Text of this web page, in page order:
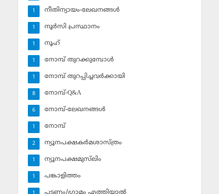
നീതിന്യായം-ലേഖനങ്ങള്‍
1
നൂര്‍സി പ്രസ്ഥാനം
1
നൂഹ്‌
1
നോമ്പ് തുറക്കുമ്പോള്‍
1
നോമ്പ് തുറപ്പിച്ചവര്‍ക്കായി
1
നോമ്പ്-Q&A
8
നോമ്പ്-ലേഖനങ്ങള്‍
6
നോമ്പ്‌
1
ന്യൂനപക്ഷകര്‍മശാസ്ത്രം
2
ന്യൂനപക്ഷമുസ്‌ലിം
1
പങ്കാളിത്തം
1